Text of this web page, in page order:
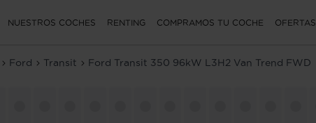
NUESTROS COCHES RENTING COMPRAMOS TU COCHE OFERTAS
Ford Transit Ford Transit 350 96kW L3H2 Van Trend FWD